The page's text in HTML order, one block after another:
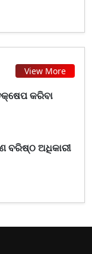
View More
କରିବା
ବରିଷ୍ଠ ଅଧିକାରୀ